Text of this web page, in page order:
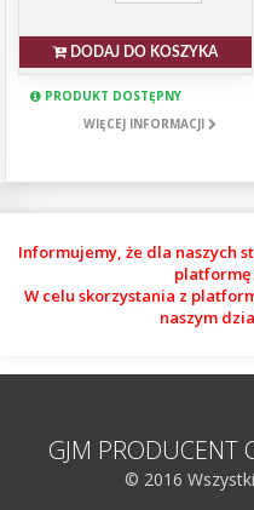
DODAJ DO KOSZYKA
PRODUKT DOSTĘPNY
WIĘCEJ INFORMACJI
Informujemy, że dla naszych
platformę
W celu skorzystania z
naszym
GJM PRODUCENT
© 2016